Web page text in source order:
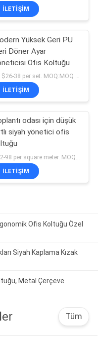
İLETIŞIM
Yüksek Geri PU
Döner Ayar
Ofis Koltuğu
US $26-38 per set. MOQ:MOQ yok, küçük miktar memnuniyetle karşılandı.
İLETIŞIM
odası için düşük
siyah yönetici ofis
$82-98 per square meter. MOQ:Hiçbir ADEDI, küçük miktar karşılama
İLETIŞIM
Ofis Koltuğu Özel
Siyah Kaplama Kızak
Metal Çerçeve
Tüm